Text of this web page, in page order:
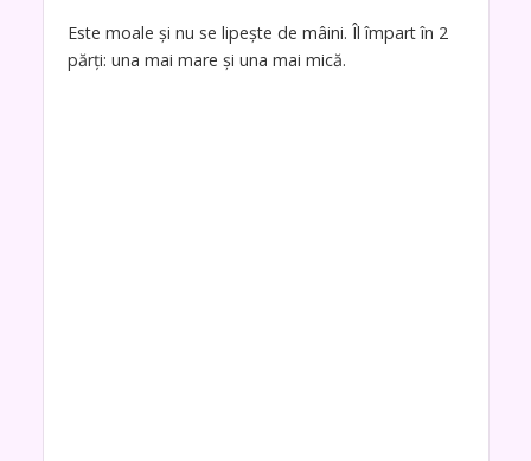
Este moale și nu se lipește de mâini. Îl împart în 2
părți: una mai mare și una mai mică.